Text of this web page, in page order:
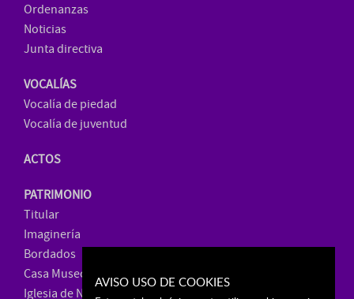
Ordenanzas
Noticias
Junta directiva
VOCALÍAS
Vocalía de piedad
Vocalía de juventud
ACTOS
PATRIMONIO
Titular
Imaginería
Bordados
Casa Museo
Iglesia de Ntra. Sra. de La Paz
AVISO USO DE COOKIES